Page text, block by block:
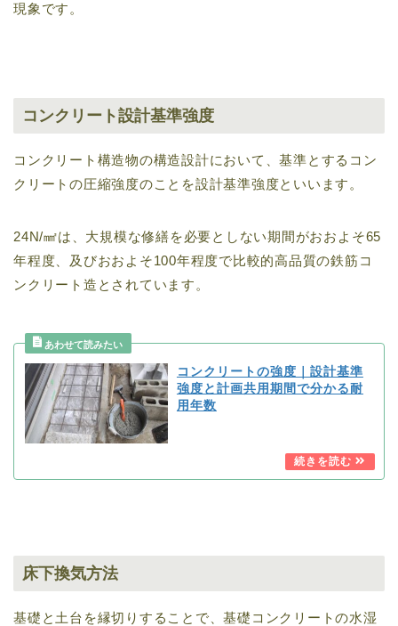
現象です。
コンクリート設計基準強度
コンクリート構造物の構造設計において、基準とするコン
クリートの圧縮強度のことを設計基準強度といいます。
24N/㎟は、大規模な修繕を必要としない期間がおおよそ65
年程度、及びおおよそ100年程度で比較的高品質の鉄筋コ
ンクリート造とされています。
コンクリートの強度｜設計基準
強度と計画共用期間で分かる耐
用年数
床下換気方法
基礎と土台を縁切りすることで、基礎コンクリートの水湿